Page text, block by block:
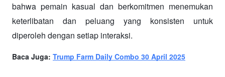
bahwa pemain kasual dan berkomitmen menemukan
keterlibatan dan peluang yang konsisten untuk
diperoleh dengan setiap interaksi.
Baca Juga: Trump Farm Daily Combo 30 April 2025